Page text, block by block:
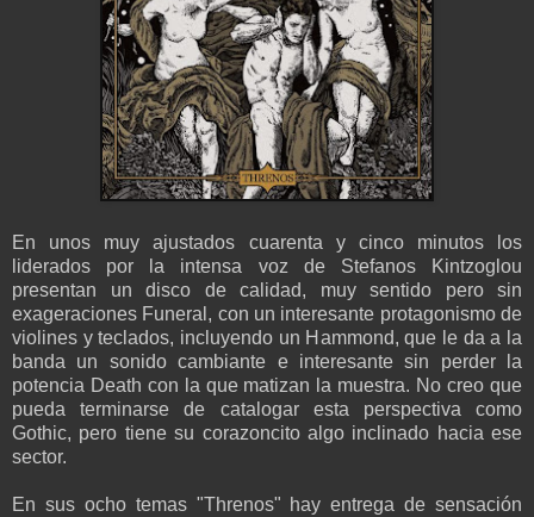
En unos muy ajustados cuarenta y cinco minutos los
liderados por la intensa voz de Stefanos Kintzoglou
presentan un disco de calidad, muy sentido pero sin
exageraciones Funeral, con un interesante protagonismo de
violines y teclados, incluyendo un Hammond, que le da a la
banda un sonido cambiante e interesante sin perder la
potencia Death con la que matizan la muestra. No creo que
pueda terminarse de catalogar esta perspectiva como
Gothic, pero tiene su corazoncito algo inclinado hacia ese
sector.
En sus ocho temas "Threnos" hay entrega de sensación